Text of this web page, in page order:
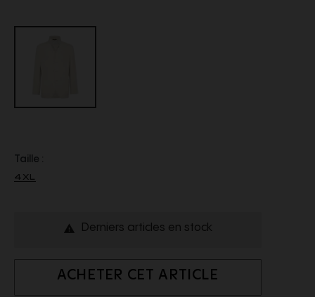
Taille :
4XL
 Derniers articles en stock
ACHETER CET ARTICLE